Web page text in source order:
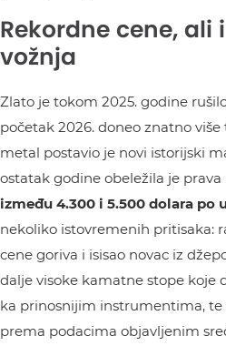
Rekordne cene,
vožnja
Zlato je tokom 2025. godine
početak 2026. doneo znatno
metal postavio je novi istorijski
ostatak godine obeležila je prava
između 4.300 i 5.500 dolara po
nekoliko istovremenih pritisaka:
cene goriva i isisao novac iz
dalje visoke kamatne stope koje
ka prinosnijim instrumentima, te
prema podacima objavljenim